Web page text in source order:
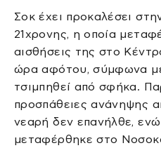
Σοκ έχει προκαλέσει
21χρονης, η οποία
αισθήσεις της στο
ώρα αφότου, σύμφωνα με
τσιμπηθεί από σφήκα.
προσπάθειες ανάνηψης
νεαρή δεν επανήλθε,
μεταφέρθηκε στο